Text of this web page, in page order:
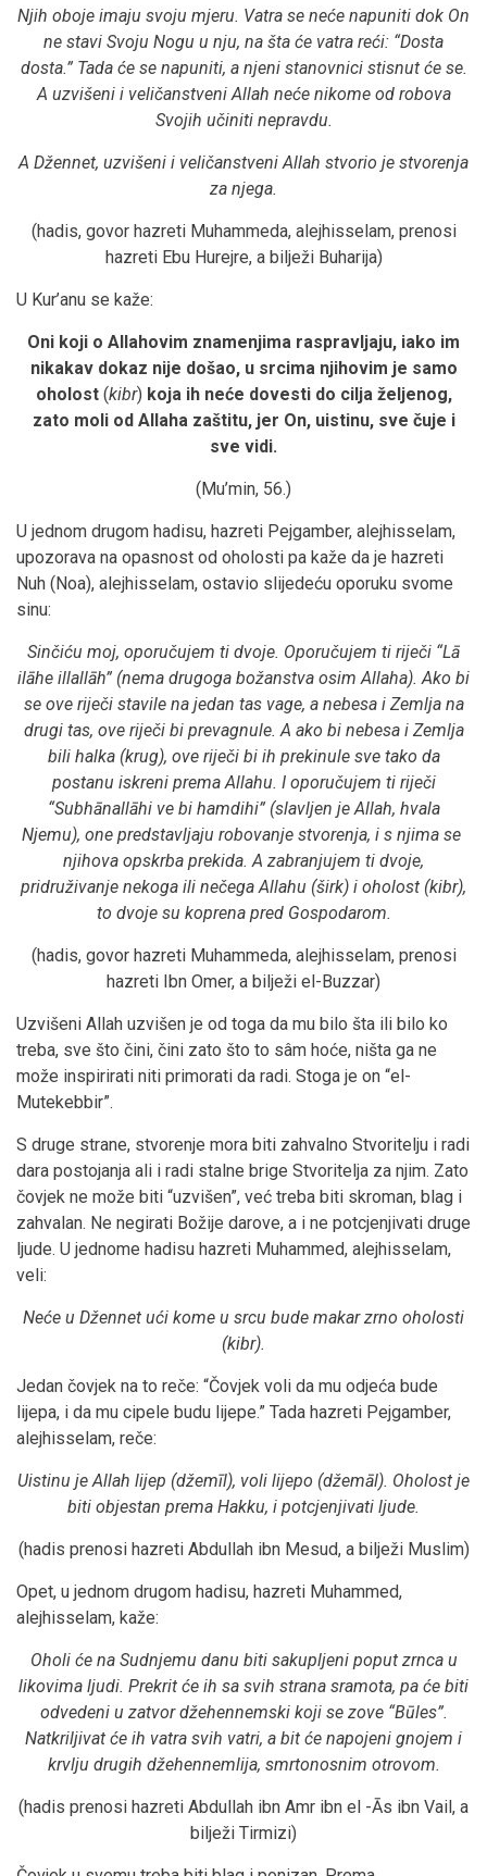
Njih oboje imaju svoju mjeru. Vatra se neće napuniti dok On
ne stavi Svoju Nogu u nju, na šta će vatra reći: “Dosta
dosta.” Tada će se napuniti, a njeni stanovnici stisnut će se.
A uzvišeni i veličanstveni Allah neće nikome od robova
Svojih učiniti nepravdu.
A Džennet, uzvišeni i veličanstveni Allah stvorio je stvorenja
za njega.
(hadis, govor hazreti Muhammeda, alejhisselam, prenosi
hazreti Ebu Hurejre, a bilježi Buharija)
U Kur’anu se kaže:
Oni koji o Allahovim znamenjima raspravljaju, iako im
nikakav dokaz nije došao, u srcima njihovim je samo
oholost(kibr)koja ih neće dovesti do cilja željenog,
zato moli od Allaha zaštitu, jer On, uistinu, sve čuje i
sve vidi.
(Mu’min, 56.)
U jednom drugom hadisu, hazreti Pejgamber, alejhisselam,
upozorava na opasnost od oholosti pa kaže da je hazreti
Nuh (Noa), alejhisselam, ostavio slijedeću oporuku svome
sinu:
Sinčiću moj, oporučujem ti dvoje. Oporučujem ti riječi “Lā
ilāhe illallāh” (nema drugoga božanstva osim Allaha). Ako bi
se ove riječi stavile na jedan tas vage, a nebesa i Zemlja na
drugi tas, ove riječi bi prevagnule. A ako bi nebesa i Zemlja
bili halka (krug), ove riječi bi ih prekinule sve tako da
postanu iskreni prema Allahu. I oporučujem ti riječi
“Subhānallāhi ve bi hamdihi” (slavljen je Allah, hvala
Njemu), one predstavljaju robovanje stvorenja, i s njima se
njihova opskrba prekida. A zabranjujem ti dvoje,
pridruživanje nekoga ili nečega Allahu (širk) i oholost (kibr),
to dvoje su koprena pred Gospodarom.
(hadis, govor hazreti Muhammeda, alejhisselam, prenosi
hazreti Ibn Omer, a bilježi el-Buzzar)
Uzvišeni Allah uzvišen je od toga da mu bilo šta ili bilo ko
treba, sve što čini, čini zato što to sâm hoće, ništa ga ne
može inspirirati niti primorati da radi. Stoga je on “el-
Mutekebbir”.
S druge strane, stvorenje mora biti zahvalno Stvoritelju i radi
dara postojanja ali i radi stalne brige Stvoritelja za njim. Zato
čovjek ne može biti “uzvišen”, već treba biti skroman, blag i
zahvalan. Ne negirati Božije darove, a i ne potcjenjivati druge
ljude. U jednome hadisu hazreti Muhammed, alejhisselam,
veli:
Neće u Džennet ući kome u srcu bude makar zrno oholosti
(kibr).
Jedan čovjek na to reče: “Čovjek voli da mu odjeća bude
lijepa, i da mu cipele budu lijepe.” Tada hazreti Pejgamber,
alejhisselam, reče:
Uistinu je Allah lijep (džemīl), voli lijepo (džemāl). Oholost je
biti objestan prema Hakku, i potcjenjivati ljude.
(hadis prenosi hazreti Abdullah ibn Mesud, a bilježi Muslim)
Opet, u jednom drugom hadisu, hazreti Muhammed,
alejhisselam, kaže:
Oholi će na Sudnjemu danu biti sakupljeni poput zrnca u
likovima ljudi. Prekrit će ih sa svih strana sramota, pa će biti
odvedeni u zatvor džehennemski koji se zove “Būles”.
Natkriljivat će ih vatra svih vatri, a bit će napojeni gnojem i
krvlju drugih džehennemlija, smrtonosnim otrovom.
(hadis prenosi hazreti Abdullah ibn Amr ibn el -Ās ibn Vail, a
bilježi Tirmizi)